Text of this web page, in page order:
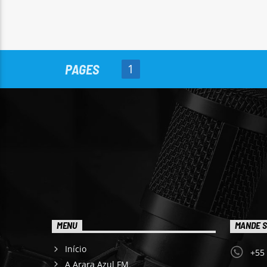
PAGES 1
MENU
Início
A Arara Azul FM
MANDE
+55